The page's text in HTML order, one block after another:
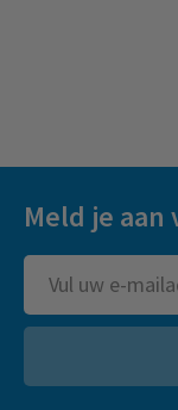
Meld je aan